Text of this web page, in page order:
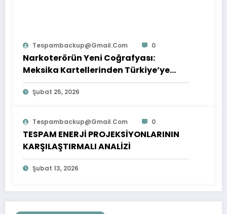
Tespambackup@gmail.com 0
Narkoterörün Yeni Coğrafyası:
Meksika Kartellerinden Türkiye’ye
Çıkarılan Dersler
Şubat 25, 2026
Tespambackup@gmail.com 0
TESPAM ENERJİ PROJEKSİYONLARININ
KARŞILAŞTIRMALI ANALİZİ
Şubat 13, 2026